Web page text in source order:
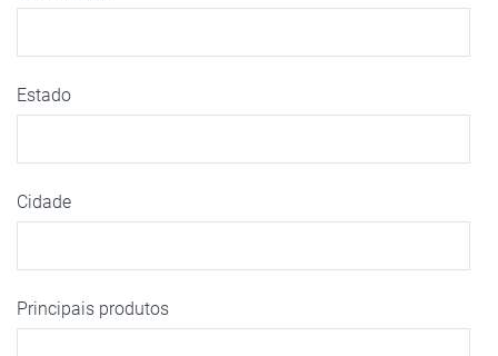
Estado
Cidade
Principais produtos